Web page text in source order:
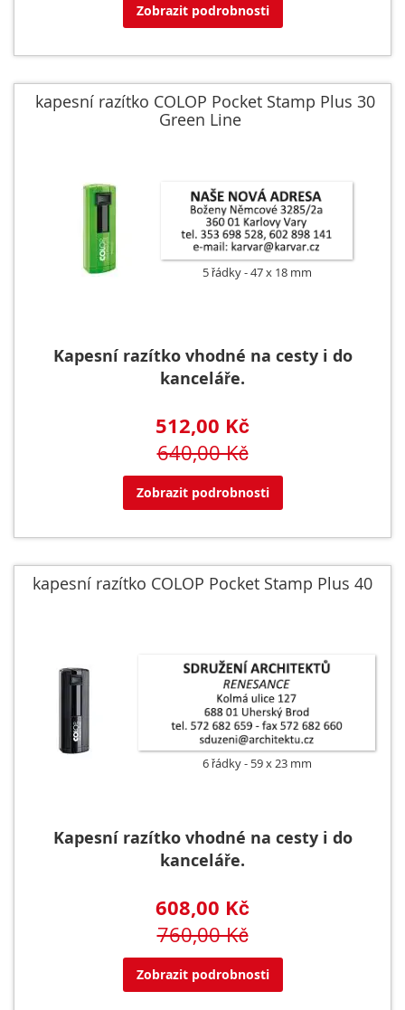
Zobrazit podrobnosti
kapesní razítko COLOP Pocket Stamp Plus 30
Green Line
5 řádky 47 x 18 mm
Kapesní razítko vhodné na cesty i do
kanceláře.
512,00 Kč
640,00 Kč
Zobrazit podrobnosti
kapesní razítko COLOP Pocket Stamp Plus 40
6 řádky 59 x 23 mm
Kapesní razítko vhodné na cesty i do
kanceláře.
608,00 Kč
760,00 Kč
Zobrazit podrobnosti